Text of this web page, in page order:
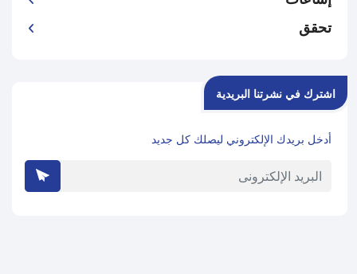
تحقق
اشترك في نشرتنا البريدية
أدخل بريدك الإلكتروني ليصلك كل جديد